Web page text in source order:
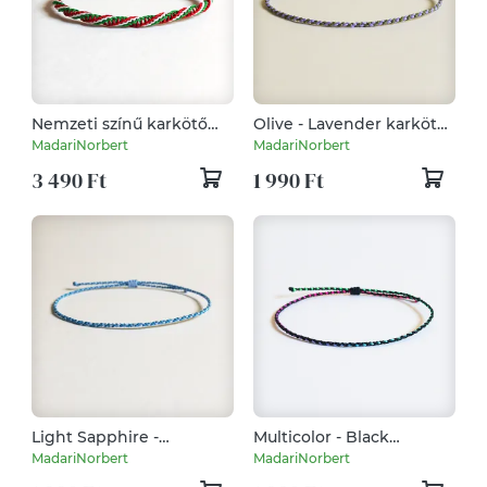
Nemzeti színű karkötő
(vékony)
MadariNorbert
3 490 Ft
Olive - Lavender karkötő
(vékony) - 2023/2024
MadariNorbert
1 990 Ft
Light Sapphire -
Bermuda Blue karkötő
MadariNorbert
Multicolor - Black
minimal karkötő
MadariNorbert